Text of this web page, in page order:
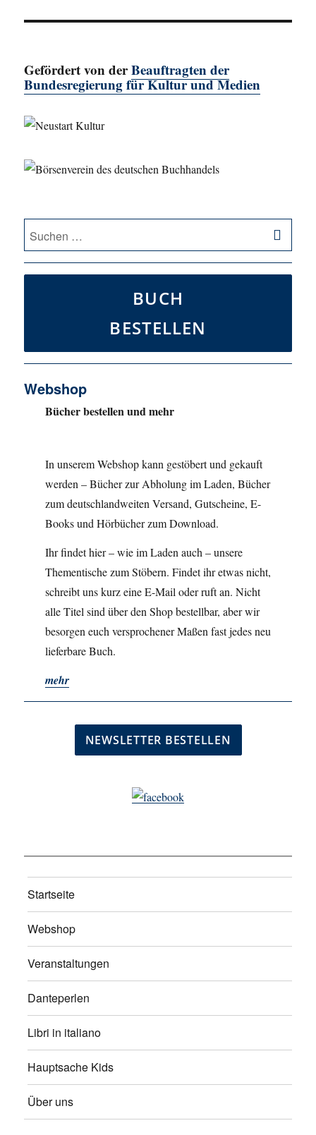
Gefördert von derBeauftragten der
Bundesregierung für Kultur und Medien
Suche
nach:
BUCH
BESTELLEN
Webshop
Bücher bestellen und mehr
In unserem Webshop kann gestöbert und gekauft
werden – Bücher zur Abholung im Laden, Bücher
zum deutschlandweiten Versand, Gutscheine, E-
Books und Hörbücher zum Download.
Ihr findet hier – wie im Laden auch – unsere
Thementische zum Stöbern. Findet ihr etwas nicht,
schreibt uns kurz eine E-Mail oder ruft an. Nicht
alle Titel sind über den Shop bestellbar, aber wir
besorgen euch versprochener Maßen fast jedes neu
lieferbare Buch.
mehr
Startseite
Webshop
Veranstaltungen
Danteperlen
Libri in italiano
Hauptsache Kids
Über uns